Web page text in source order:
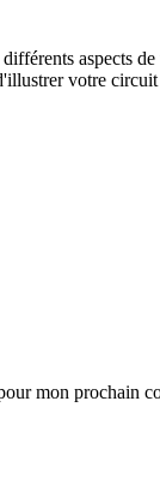
aspects
votre
mon prochain